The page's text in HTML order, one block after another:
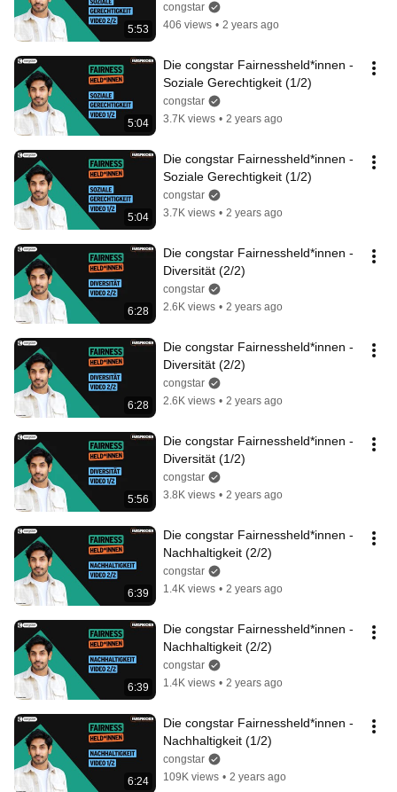
5:53
congstar
406 views • 2 years ago
5:04
Die congstar Fairnessheld*innen -
Soziale Gerechtigkeit (1/2)
congstar
3.7K views • 2 years ago
5:04
Die congstar Fairnessheld*innen -
Soziale Gerechtigkeit (1/2)
congstar
3.7K views • 2 years ago
6:28
Die congstar Fairnessheld*innen -
Diversität (2/2)
congstar
2.6K views • 2 years ago
6:28
Die congstar Fairnessheld*innen -
Diversität (2/2)
congstar
2.6K views • 2 years ago
5:56
Die congstar Fairnessheld*innen -
Diversität (1/2)
congstar
3.8K views • 2 years ago
6:39
Die congstar Fairnessheld*innen -
Nachhaltigkeit (2/2)
congstar
1.4K views • 2 years ago
6:39
Die congstar Fairnessheld*innen -
Nachhaltigkeit (2/2)
congstar
1.4K views • 2 years ago
6:24
Die congstar Fairnessheld*innen -
Nachhaltigkeit (1/2)
congstar
109K views • 2 years ago